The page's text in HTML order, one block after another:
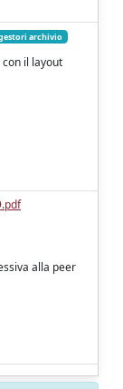
archivio
il layout
alla peer